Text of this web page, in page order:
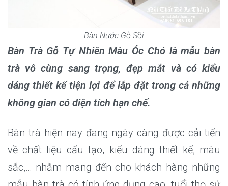
Bàn Nước Gỗ Sồi
Bàn Trà Gỗ Tự Nhiên Màu Óc Chó là mẫu bàn
trà vô cùng sang trọng, đẹp mắt và có kiểu
dáng thiết kế tiện lợi để lắp đặt trong cả những
không gian có diện tích hạn chế.
Bàn trà hiện nay đang ngày càng được cải tiến
về chất liệu cấu tạo, kiểu dáng thiết kế, màu
sắc,… nhằm mang đến cho khách hàng những